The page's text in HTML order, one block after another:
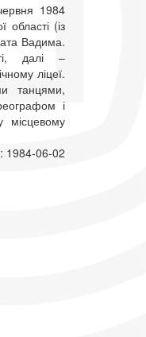
1984
області (із
Вадима.
далі –
ліцеї.
танцями,
і
місцевому
1984-06-02